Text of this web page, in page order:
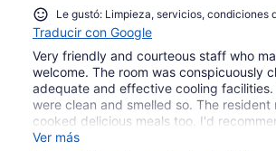
Le gustó: Limpieza, servicios, condiciones
Traducir con Google
Very friendly and courteous staff who
welcome. The room was conspicuously
adequate and effective cooling
were clean and smelled so. The resident
cooked delicious meals too. I'd
bed and breakfast to anyone coming to
Ver más